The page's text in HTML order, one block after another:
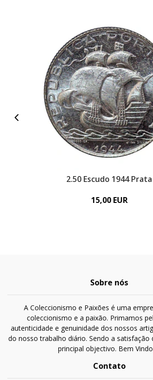
2.50 Escudo 1944 Prata
15,00 EUR
Sobre nós
A Coleccionismo e Paixões é uma
coleccionismo e a paixão. Primamos
autenticidade e genuinidade dos nossos
do nosso trabalho diário. Sendo a satisfação
principal objectivo. Bem
Contato